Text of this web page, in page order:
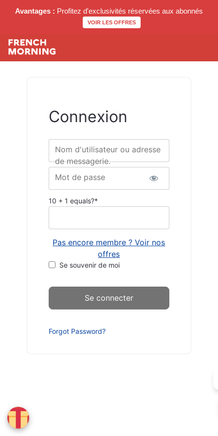
Avantages : Profitez d'exclusivités réservées aux abonnés
VOIR LES OFFRES
Connexion
Nom d'utilisateur ou adresse
de messagerie.
Mot de passe
10 + 1 equals?*
Pas encore membre ? Voir nos
offres
Se souvenir de moi
Forgot Password?